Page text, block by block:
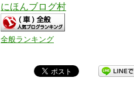
にほんブログ村
全般ランキング